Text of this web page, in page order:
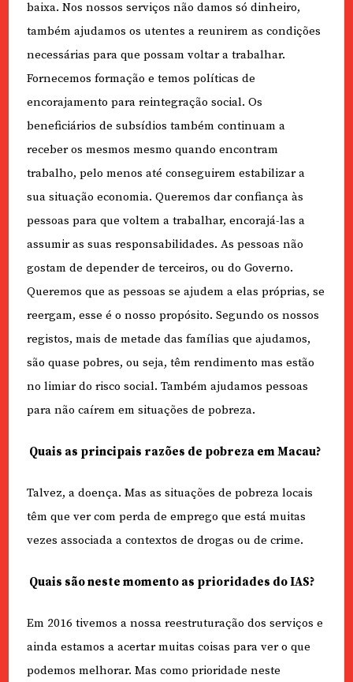
baixa. Nos nossos serviços não damos só dinheiro,
também ajudamos os utentes a reunirem as condições
necessárias para que possam voltar a trabalhar.
Fornecemos formação e temos políticas de
encorajamento para reintegração social. Os
beneficiários de subsídios também continuam a
receber os mesmos mesmo quando encontram
trabalho, pelo menos até conseguirem estabilizar a
sua situação economia. Queremos dar confiança às
pessoas para que voltem a trabalhar, encorajá-las a
assumir as suas responsabilidades. As pessoas não
gostam de depender de terceiros, ou do Governo.
Queremos que as pessoas se ajudem a elas próprias, se
reergam, esse é o nosso propósito. Segundo os nossos
registos, mais de metade das famílias que ajudamos,
são quase pobres, ou seja, têm rendimento mas estão
no limiar do risco social. Também ajudamos pessoas
para não caírem em situações de pobreza.
Quais as principais razões de pobreza em Macau?
Talvez, a doença. Mas as situações de pobreza locais
têm que ver com perda de emprego que está muitas
vezes associada a contextos de drogas ou de crime.
Quais são neste momento as prioridades do IAS?
Em 2016 tivemos a nossa reestruturação dos serviços e
ainda estamos a acertar muitas coisas para ver o que
podemos melhorar. Mas como prioridade neste